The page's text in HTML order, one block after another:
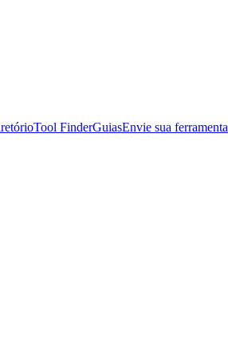
Tool FinderGuiasEnvie sua ferramenta